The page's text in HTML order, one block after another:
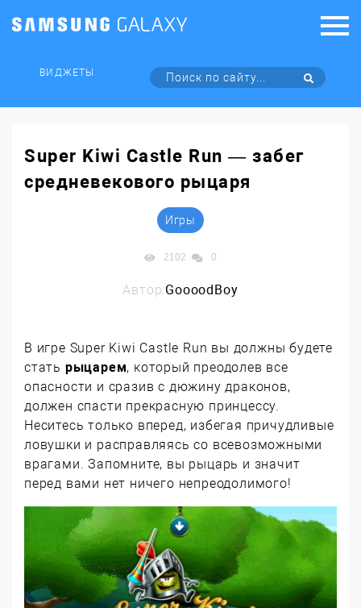
ВИДЖЕТЫ
Super Kiwi Castle Run — забег
средневекового рыцаря
Игры
2102 0
Автор:GoooodBoy
В игре Super Kiwi Castle Run вы должны будете
стать рыцарем, который преодолев все
опасности и сразив с дюжину драконов,
должен спасти прекрасную принцессу.
Неситесь только вперед, избегая причудливые
ловушки и расправляясь со всевозможными
врагами. Запомните, вы рыцарь и значит
перед вами нет ничего непреодолимого!